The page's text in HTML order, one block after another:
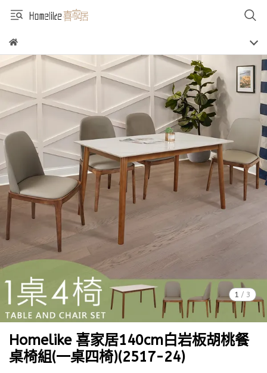
1 / 3
Homelike 喜家居140cm白岩板胡桃餐
桌椅組(一桌四椅)(2517-24)